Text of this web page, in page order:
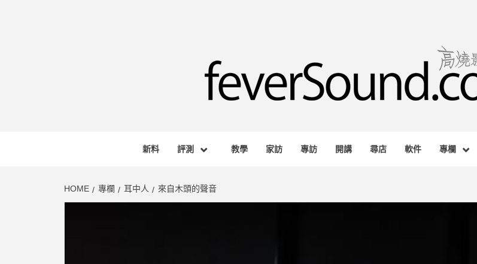
新料 評測 教學 家訪 專訪 開講 尋店 軟件 專欄
HOME 專欄 耳中人 來自木頭的聲音